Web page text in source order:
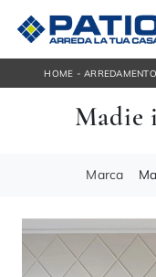
HOME -
Madie
Marca